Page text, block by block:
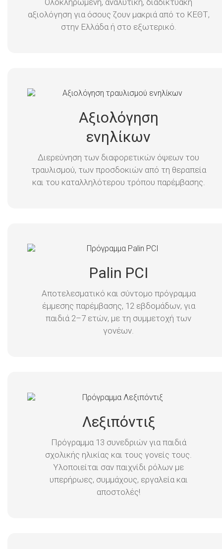
αξιολόγηση για όσους ζουν μακριά από το ΚΕΘΤ,
στην Ελλάδα ή στο εξωτερικό.
Αξιολόγηση
ενηλίκων
Διερεύνηση των διαφορετικών όψεων του
τραυλισμού, των προσδοκιών από τη θεραπεία
και του καταλληλότερου τρόπου παρέμβασης.
Palin PCI
Αποτελεσματικό και σύντομο πρόγραμμα
έμμεσης παρέμβασης, 12 εβδομάδων, για
παιδιά 2–7 ετών, με τη συμμετοχή των
γονέων.
Λεξιπόντιξ
Πρόγραμμα 13 συνεδριών για παιδιά
σχολικής ηλικίας και τους γονείς τους.
Υλοποιείται σαν παιχνίδι ρόλων με
υπερήρωες, συμμάχους, εργαλεία και
αποστολές!